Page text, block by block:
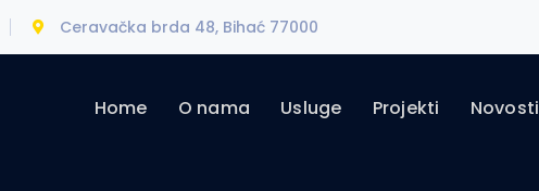
Ceravačka brda 48, Bihać 77000
Home O nama Usluge Projekti Novosti